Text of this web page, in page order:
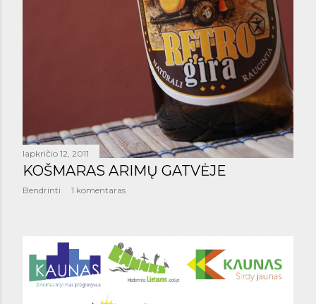
lapkričio 12, 2011
KOŠMARAS ARIMŲ GATVĖJE
Bendrinti 1 komentaras